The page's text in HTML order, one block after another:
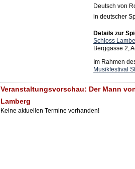
Deutsch von
in deutscher
Details zur
Schloss
Berggasse 2,
Im Rahmen
Musikfestival
Veranstaltungsvorschau: Der Mann
Lamberg
Keine aktuellen Termine vorhanden!